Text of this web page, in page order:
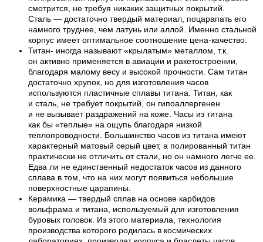
смотрится, не требуя никаких защитных покрытий.
Сталь — достаточно твердый материал, поцарапать его
намного труднее, чем латунь или аллой. Именно стальной
корпус имеет оптимальное соотношение цена-качество.
Титан- иногда называют «крылатым» металлом, т.к.
он активно применяется в авиации и ракетостроении,
благодаря малому весу и высокой прочности. Сам титан
достаточно хрупок, но для изготовления часов
используются пластичные сплавы титана. Титан, как
и сталь, не требует покрытий, он гипоаллергенен
и не вызывает раздражений на коже. Часы из титана
как бы «теплые» на ощупь благодаря низкой
теплопроводности. Большинство часов из титана имеют
характерный матовый серый цвет, а полированный титан
практически не отличить от стали, но он намного легче ее.
Едва ли не единственный недостаток часов из данного
сплава в том, что на них могут появиться небольшие
поверхностные царапины.
Керамика — твердый сплав на основе карбидов
вольфрама и титана, используемый для изготовления
буровых головок. Из этого материала, технология
производства которого родилась в космических